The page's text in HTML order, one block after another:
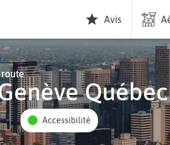
Avis
Genève Québec
Accessibilité